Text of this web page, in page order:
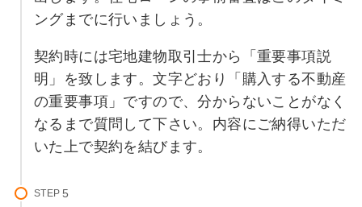
ングまでに行いましょう。
契約時には宅地建物取引士から「重要事項説
明」を致します。文字どおり「購入する不動産
の重要事項」ですので、分からないことがなく
なるまで質問して下さい。内容にご納得いただ
いた上で契約を結びます。
STEP